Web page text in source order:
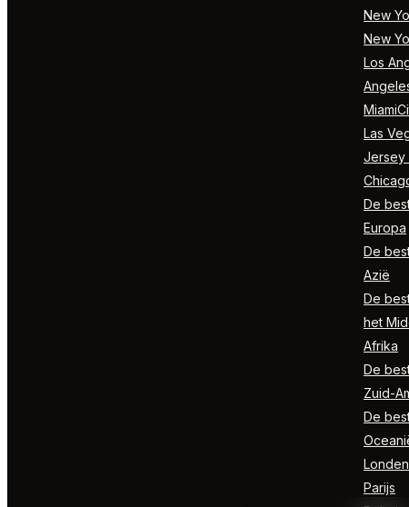
New
New
Los
Las
Jersey
De
Europa
De
Azië
De
het
Afrika
De
Zuid-
De
Londen
Parijs